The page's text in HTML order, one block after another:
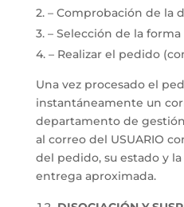
2. – Comprobación de la
3. – Selección de la
4. – Realizar el pedido
Una vez procesado el
instantáneamente un
departamento de gestión
al correo del USUARIO
del pedido, su estado y
entrega aproximada.